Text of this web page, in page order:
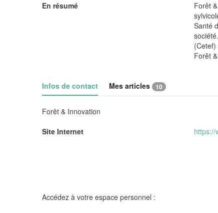
En résumé
Forêt
Santé
Forêt
Infos de contact Mes articles 10
Forêt & Innovation
Site Internet
https://
Accédez à votre espace personnel :